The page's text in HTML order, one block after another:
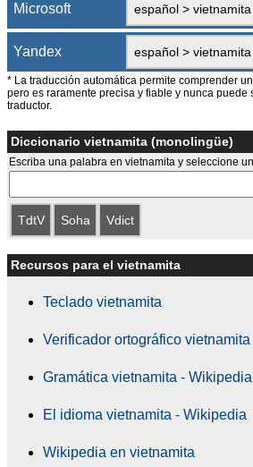
Microsoft español > vietnamita
Yandex español > vietnamita
* La traducción automática permite comprender
pero es raramente precisa y fiable y nunca puede
traductor.
Diccionario vietnamita (monolingüe)
Escriba una palabra en vietnamita y seleccione
TdtV Soha Vdict
Recursos para el vietnamita
Teclado vietnamita
Verificador ortográfico vietnamita
Gramática vietnamita - Wikipedia
El idioma vietnamita - Wikipedia
Wikipedia en vietnamita